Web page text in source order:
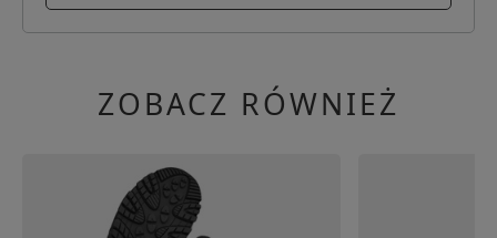
ZOBACZ RÓWNIEŻ